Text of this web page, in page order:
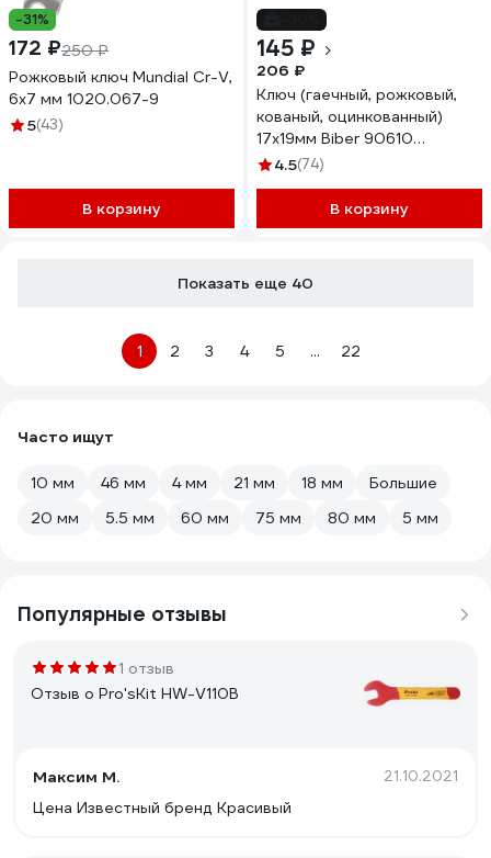
-31%
172 ₽250 ₽
Рожковый ключ Mundial Cr-V,
6x7 мм 1020.067-9
5(43)
В корзину
145 ₽
206 ₽
Ключ (гаечный, рожковый,
кованый, оцинкованный)
17х19мм Biber 90610
тов-093052
4.5(74)
В корзину
Показать еще 40
1 2 3 4 5 ... 22
Часто ищут
10 мм 46 мм 4 мм 21 мм 18 мм
Большие
20 мм
5.5 мм 60 мм 75 мм 80 мм 5 мм
Популярные отзывы
1 отзыв
Отзыв о Pro'sKit HW-V110B
Максим М. 21.10.2021
Цена Известный бренд Красивый